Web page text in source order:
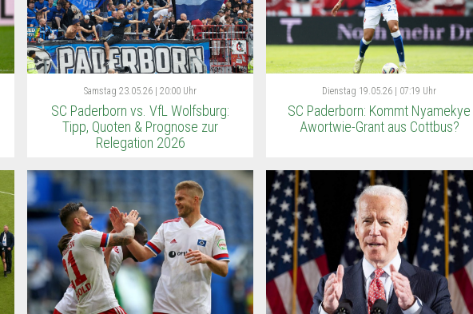
Samstag 23.05.26 | 20:00 Uhr
SC Paderborn vs. VfL Wolfsburg:
Tipp, Quoten & Prognose zur
Relegation 2026
Dienstag 19.05.26 | 07:19 Uhr
SC Paderborn: Kommt Nyamekye
Awortwie-Grant aus Cottbus?